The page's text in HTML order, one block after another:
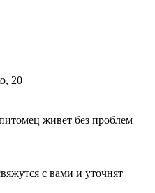
20
живет без проблем
с вами и уточнят